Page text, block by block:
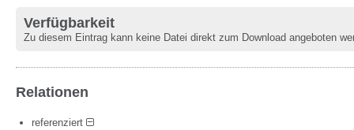
Verfügbarkeit
Zu diesem Eintrag kann keine Datei direkt zum Download angeboten
Relationen
referenziert